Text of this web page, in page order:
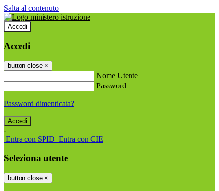
Salta al contenuto
Accedi
Accedi
button close ×
Nome Utente
Password
Password dimenticata?
-
Entra con SPID Entra con CIE
Seleziona utente
button close ×